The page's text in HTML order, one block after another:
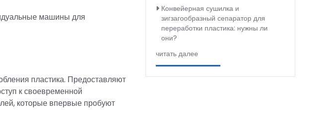
машины для
пластика. Предоставляют
к своевременной
которые впервые пробуют
Конвейерная сушилка и
зигзагообразный сепаратор для
переработки пластика: нужны ли
они?
читать далее